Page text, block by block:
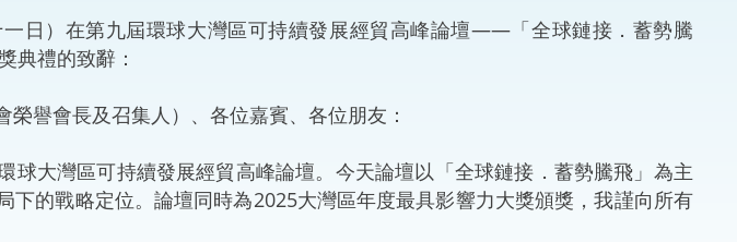
Tiếng Việt (越南語)
法律
相互
）在第九屆環球大灣區可持續發展經貿高峰論壇——「全球鏈接．蓄勢騰
典禮的致辭：
譽會長及召集人）、各位嘉賓、各位朋友：
大灣區可持續發展經貿高峰論壇。今天論壇以「全球鏈接．蓄勢騰飛」為主
下的戰略定位。論壇同時為2025大灣區年度最具影響力大獎頒獎，我謹向所有